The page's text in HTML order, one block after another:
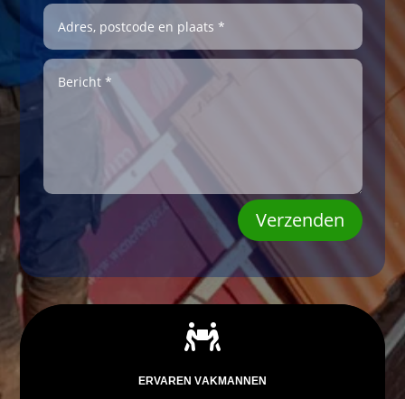
Verzenden

ERVAREN VAKMANNEN